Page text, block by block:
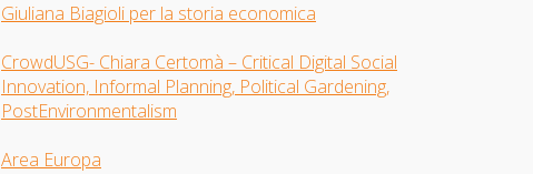
Giuliana Biagioli per la storia economica
CrowdUSG- Chiara Certomà – Critical Digital Social
Innovation, Informal Planning, Political Gardening,
PostEnvironmentalism
Area Europa